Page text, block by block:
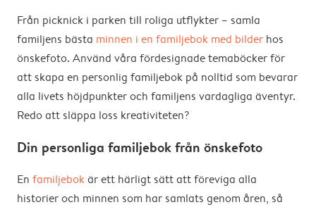
Från picknick i parken till roliga utflykter – samla
familjens bästa minnen i en familjebok med bilder hos
önskefoto. Använd våra fördesignade temaböcker för
att skapa en personlig familjebok på nolltid som bevarar
alla livets höjdpunkter och familjens vardagliga äventyr.
Redo att släppa loss kreativiteten?
Din personliga familjebok från önskefoto
En familjebokär ett härligt sätt att föreviga alla
historier och minnen som har samlats genom åren, så